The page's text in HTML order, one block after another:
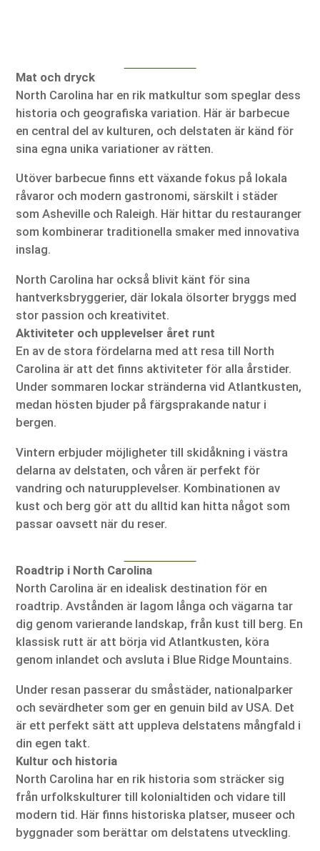
Mat och dryck
North Carolina har en rik matkultur som speglar dess
historia och geografiska variation. Här är barbecue
en central del av kulturen, och delstaten är känd för
sina egna unika variationer av rätten.
Utöver barbecue finns ett växande fokus på lokala
råvaror och modern gastronomi, särskilt i städer
som Asheville och Raleigh. Här hittar du restauranger
som kombinerar traditionella smaker med innovativa
inslag.
North Carolina har också blivit känt för sina
hantverksbryggerier, där lokala ölsorter bryggs med
stor passion och kreativitet.
Aktiviteter och upplevelser året runt
En av de stora fördelarna med att resa till North
Carolina är att det finns aktiviteter för alla årstider.
Under sommaren lockar stränderna vid Atlantkusten,
medan hösten bjuder på färgsprakande natur i
bergen.
Vintern erbjuder möjligheter till skidåkning i västra
delarna av delstaten, och våren är perfekt för
vandring och naturupplevelser. Kombinationen av
kust och berg gör att du alltid kan hitta något som
passar oavsett när du reser.
Roadtrip i North Carolina
North Carolina är en idealisk destination för en
roadtrip. Avstånden är lagom långa och vägarna tar
dig genom varierande landskap, från kust till berg. En
klassisk rutt är att börja vid Atlantkusten, köra
genom inlandet och avsluta i Blue Ridge Mountains.
Under resan passerar du småstäder, nationalparker
och sevärdheter som ger en genuin bild av USA. Det
är ett perfekt sätt att uppleva delstatens mångfald i
din egen takt.
Kultur och historia
North Carolina har en rik historia som sträcker sig
från urfolkskulturer till kolonialtiden och vidare till
modern tid. Här finns historiska platser, museer och
byggnader som berättar om delstatens utveckling.